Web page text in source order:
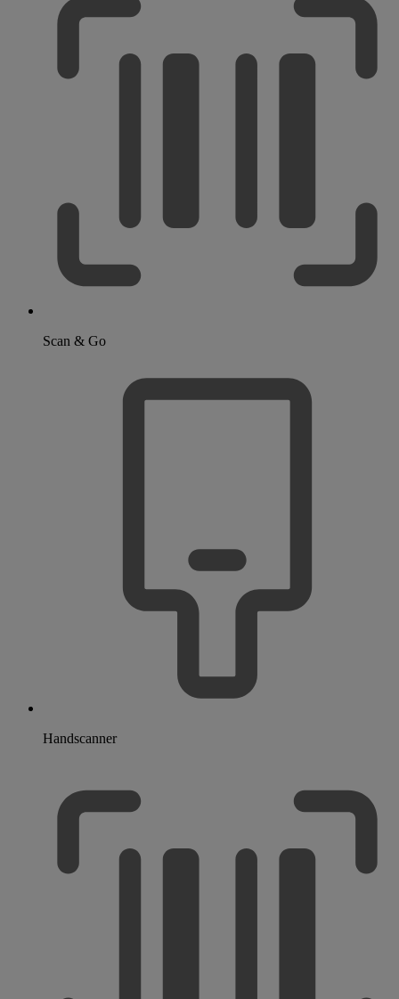
Scan & Go
Handscanner